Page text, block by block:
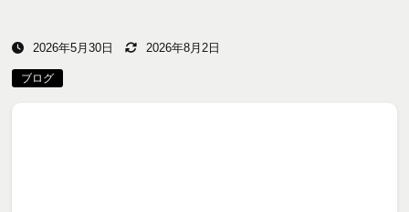
2026年5月30日 2026年8月2日
ブログ